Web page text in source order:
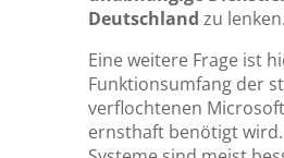
Deutschland zu lenken.
Eine weitere Frage ist
Funktionsumfang der
verflochtenen
ernsthaft benötigt